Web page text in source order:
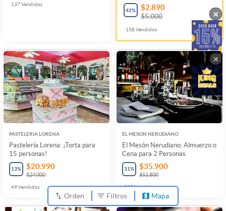
137Vendidos
42% $2.890
$5.000
158Vendidos
PASTELERIA LORENA
Pastelería Lorena: ¡Torta para
15 personas!
13% $20.990
$24.000
49Vendidos
EL MESON NERUDIANO
El Mesón Nerudiano: Almuerzo o
Cena para 2 Personas
31% $35.900
$51.800
203Vendidos
Orden Filtros Mapa
×
×